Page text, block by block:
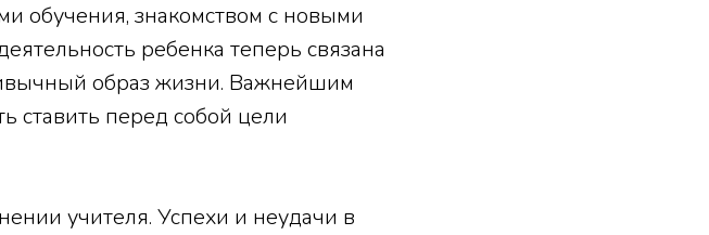
обучения, знакомством с новыми
ребенка теперь связана
образ жизни. Важнейшим
ставить перед собой цели
учителя. Успехи и неудачи в